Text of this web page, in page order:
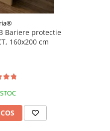
3 Bariere protectie
160x200 cm